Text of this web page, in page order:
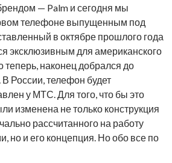
— Palm и сегодня мы
телефоне выпущенным под
в октябре прошлого года
эксклюзивным для американского
теперь, наконец добрался до
России, телефон будет
у МТС. Для того, что бы это
изменена не только конструкция
рассчитанного на работу
но и его концепция. Но обо все по